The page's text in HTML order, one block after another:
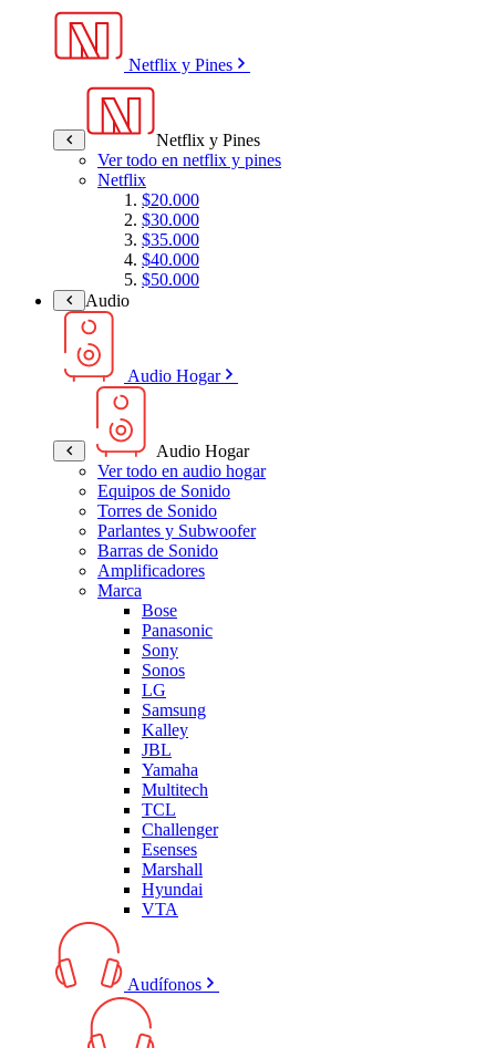
Netflix y Pines
Netflix y Pines
Ver todo en netflix y pines
Netflix
$20.000
$30.000
$35.000
$40.000
$50.000
Audio
Audio Hogar
Audio Hogar
Ver todo en audio hogar
Equipos de Sonido
Torres de Sonido
Parlantes y Subwoofer
Barras de Sonido
Amplificadores
Marca
Bose
Panasonic
Sony
Sonos
LG
Samsung
Kalley
JBL
Yamaha
Multitech
TCL
Challenger
Esenses
Marshall
Hyundai
VTA
Audífonos